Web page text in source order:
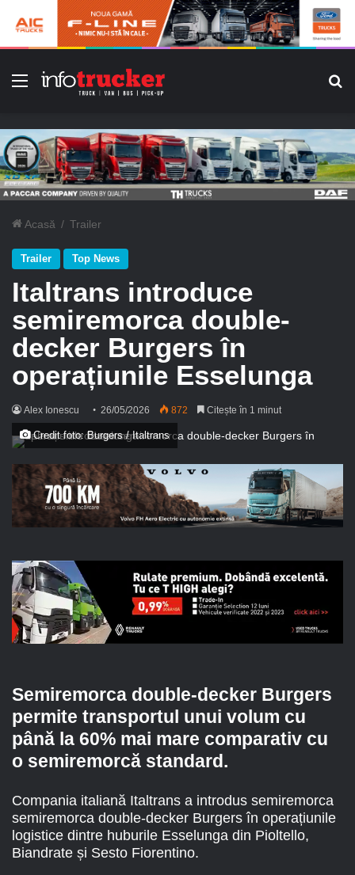
Meniu
Acasă / Trailer
Trailer Top News
Italtrans introduce
semiremorca double-
decker Burgers în
operațiunile Esselunga
Alex Ionescu 26/05/2026 872 Citește în 1 minut
Credit foto: Burgers / Italtrans
Semiremorca double-decker Burgers
permite transportul unui volum cu
până la 60% mai mare comparativ cu
o semiremorcă standard.
Compania italiană Italtrans a introdus semiremorca
semiremorca double-decker Burgers în operațiunile
logistice dintre huburile Esselunga din Pioltello,
Biandrate și Sesto Fiorentino.